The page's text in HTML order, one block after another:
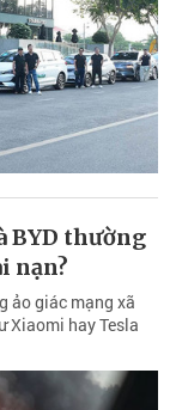
BYD thường
nạn?
ảo giác mạng xã
Xiaomi hay Tesla